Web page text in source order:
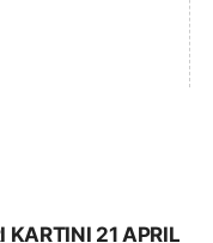
KARTINI 21 APRIL